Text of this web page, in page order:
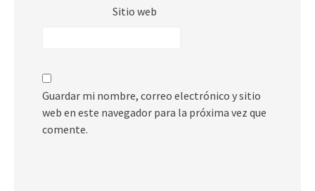
Sitio web
Guardar mi nombre, correo electrónico y sitio
web en este navegador para la próxima vez que
comente.